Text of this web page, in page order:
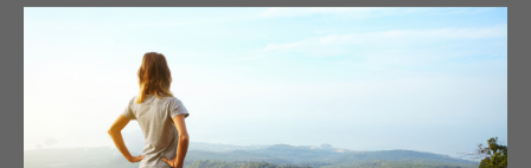
🔥 13:30
Опциональный треккинг к кратеру
«Активный» (1 км) и кратеру «Чаша» (2